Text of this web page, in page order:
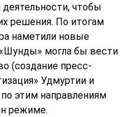
чтобы
решения. По итогам
наметили новые
могла бы вести
(создание пресс-
Удмуртии и
этим направлениям
режиме.